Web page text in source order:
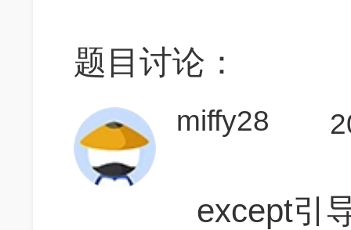
题目讨论：
miffy28
except引